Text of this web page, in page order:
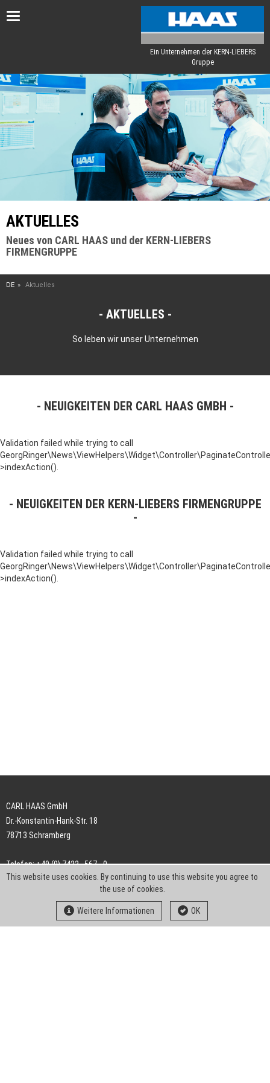
Toggle
Ein Unternehmen der KERN-LIEBERS
Gruppe
AKTUELLES
Neues von CARL HAAS und der KERN-LIEBERS
FIRMENGRUPPE
DE Aktuelles
AKTUELLES
So leben wir unser Unternehmen
NEUIGKEITEN DER CARL HAAS GMBH
Validation failed while trying to call
>indexAction().
NEUIGKEITEN DER KERN-LIEBERS FIRMENGRUPPE
Validation failed while trying to call
>indexAction().
CARL HAAS GmbH
Dr.-Konstantin-Hank-Str. 18
78713 Schramberg
Telefon: +49 (0) 7422 . 567 - 0
Telefax: +49 (0) 7422 . 567 - 239
info-ch@kern-liebers.com
This website uses cookies. By continuing to use this website you agree to
the use of cookies.
Weitere Informationen OK